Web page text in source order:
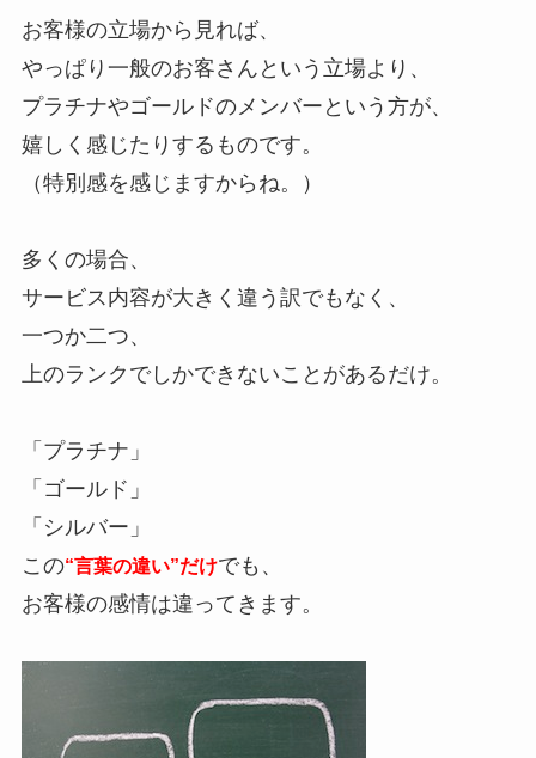
お客様の立場から見れば、
やっぱり一般のお客さんという立場より、
プラチナやゴールドのメンバーという方が、
嬉しく感じたりするものです。
（特別感を感じますからね。）
多くの場合、
サービス内容が大きく違う訳でもなく、
一つか二つ、
上のランクでしかできないことがあるだけ。
「プラチナ」
「ゴールド」
「シルバー」
この“言葉の違い”だけでも、
お客様の感情は違ってきます。